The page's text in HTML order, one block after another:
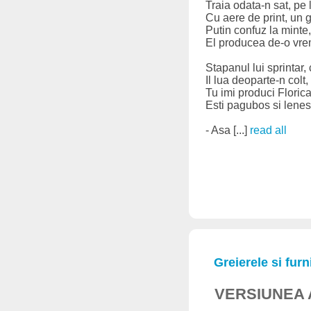
Traia odata-n sat, pe
Cu aere de print, un
Putin confuz la
El producea de-o
Stapanul lui sprintar,
Il lua deoparte-n
Tu imi produci
Esti pagubos si
- Asa [...] read all
Greierele si
VERSIUNEA